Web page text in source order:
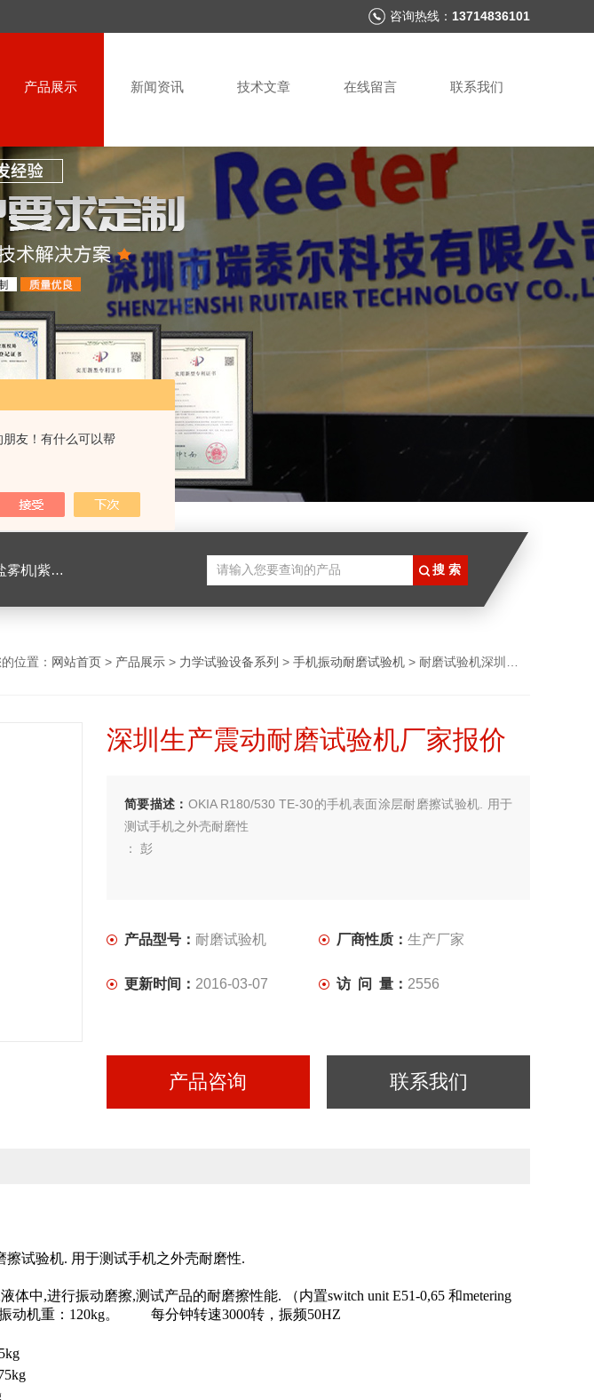
友！有什么可以帮
咨询热线： 13714836101
产品展示 新闻资讯 技术文章 在线留言 联系我们
验机|手机扭转试验机
位置： 网站首页 > 产品展示 > 力学试验设备系列 > 手机振动耐磨试验机 > 耐磨试验机深圳生产震动耐磨试验机厂家报价
深圳生产震动耐磨试验机厂家报价
简要描述： OKIA R180/530 TE-30的手机表面涂层耐磨擦试验机. 用于
测试手机之外壳耐磨性
： 彭
产品型号： 耐磨试验机 厂商性质： 生产厂家
更新时间： 2016-03-07 访 问 量： 2556
产品咨询 联系我们
擦试验机. 用于测试手机之外壳耐磨性.
体中,进行振动磨擦,测试产品的耐磨擦性能. （内置switch unit E51-0,65 和metering
动机重： 120kg。 每分钟转速3000转，振频50HZ